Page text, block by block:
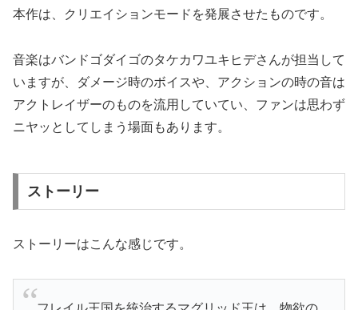
本作は、クリエイションモードを発展させたものです。
音楽はバンドゴダイゴのタケカワユキヒデさんが担当して
いますが、ダメージ時のボイスや、アクションの時の音は
アクトレイザーのものを流用していてい、ファンは思わず
ニヤッとしてしまう場面もあります。
ストーリー
ストーリーはこんな感じです。